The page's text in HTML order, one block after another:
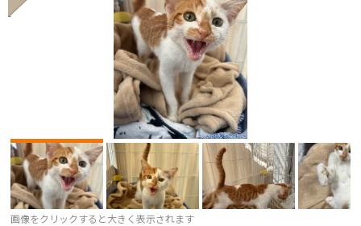
画像をクリックすると大きく表示されます